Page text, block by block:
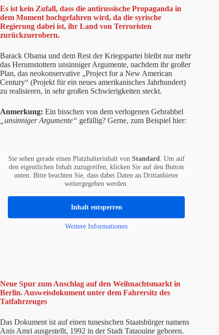
Es ist kein Zufall, dass die antirussische Propaganda in
dem Moment hochgefahren wird, da die syrische
Regierung dabei ist, ihr Land von Terroristen
zurückzuerobern.
Barack Obama und dem Rest der Kriegspartei bleibt nur mehr
das Herumstottern unsinniger Argumente, nachdem ihr großer
Plan, das neokonservative „Project for a New American
Century“ (Projekt für ein neues amerikanisches Jahrhundert)
zu realisieren, in sehr großen Schwierigkeiten steckt.
Anmerkung: Ein bisschen von dem verlogenen Gebrabbel
„unsinniger Argumente“ gefällig? Gerne, zum Beispiel hier:
Sie sehen gerade einen Platzhalterinhalt von Standard
. Um auf
den eigentlichen Inhalt zuzugreifen, klicken Sie auf den Button
unten. Bitte beachten Sie, dass dabei Daten an Drittanbieter
weitergegeben werden.
Inhalt entsperren
Weitere Informationen
Neue Spur zum Anschlag auf den Weihnachtsmarkt in
Berlin. Ausweisdokument unter dem Fahrersitz des
Tatfahrzeuges
Das Dokument ist auf einen tunesischen Staatsbürger namens
Anis Amri ausgestellt, 1992 in der Stadt Tataouine geboren.